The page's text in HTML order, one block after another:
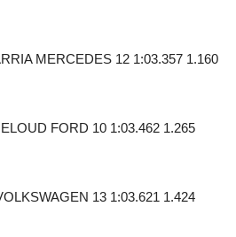
MERCEDES 12 1:03.357 1.160
FORD 10 1:03.462 1.265
13 1:03.621 1.424